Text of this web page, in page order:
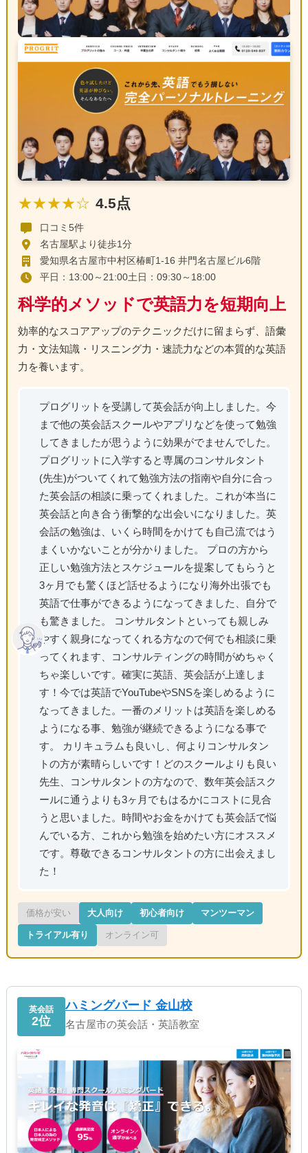
★★★★☆ 4.5点
口コミ5件
名古屋駅より徒歩1分
愛知県名古屋市中村区椿町1-16 井門名古屋ビル6階
平日：13:00～21:00土日：09:30～18:00
科学的メソッドで英語力を短期向上
効率的なスコアアップのテクニックだけに留まらず、語彙
力・文法知識・リスニング力・速読力などの本質的な英語
力を養います。
プログリットを受講して英会話が向上しました。今
まで他の英会話スクールやアプリなどを使って勉強
してきましたが思うように効果がでませんでした。
プログリットに入学すると専属のコンサルタント
(先生)がついてくれて勉強方法の指南や自分に合っ
た英会話の相談に乗ってくれました。これが本当に
英会話と向き合う衝撃的な出会いになりました。英
会話の勉強は、いくら時間をかけても自己流ではう
まくいかないことが分かりました。 プロの方から
正しい勉強方法とスケジュールを提案してもらうと
3ヶ月でも驚くほど話せるようになり海外出張でも
英語で仕事ができるようになってきました、自分で
も驚きました。 コンサルタントといっても親しみ
やすく親身になってくれる方なので何でも相談に乗
ってくれます、コンサルティングの時間がめちゃく
ちゃ楽しいです。確実に英語、英会話が上達しま
す！今では英語でYouTubeやSNSを楽しめるように
なってきました。一番のメリットは英語を楽しめる
ようになる事、勉強が継続できるようになる事で
す。 カリキュラムも良いし、何よりコンサルタン
トの方が素晴らしいです！どのスクールよりも良い
先生、コンサルタントの方なので、数年英会話スク
ールに通うよりも3ヶ月でもはるかにコストに見合
うと思いました。時間やお金をかけても英会話で悩
んでいる方、これから勉強を始めたい方にオススメ
です。尊敬できるコンサルタントの方に出会えまし
た！
価格が安い 大人向け 初心者向け マンツーマン
トライアル有り オンライン可
英会話
2位
ハミングバード 金山校
名古屋市の英会話・英語教室